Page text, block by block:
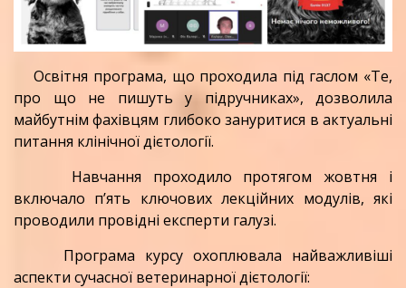
Освітня програма, що проходила під гаслом «Те,
про що не пишуть у підручниках», дозволила
майбутнім фахівцям глибоко зануритися в актуальні
питання клінічної дієтології.
Навчання проходило протягом жовтня і
включало п’ять ключових лекційних модулів, які
проводили провідні експерти галузі.
Програма курсу охоплювала найважливіші
аспекти сучасної ветеринарної дієтології: